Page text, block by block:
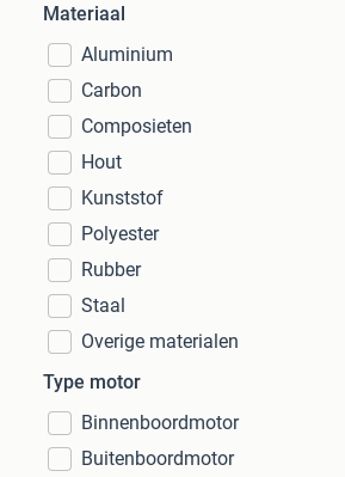
Materiaal
Aluminium
Carbon
Composieten
Hout
Kunststof
Polyester
Rubber
Staal
Overige materialen
Type motor
Binnenboordmotor
Buitenboordmotor